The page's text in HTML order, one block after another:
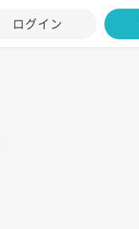
ログイン